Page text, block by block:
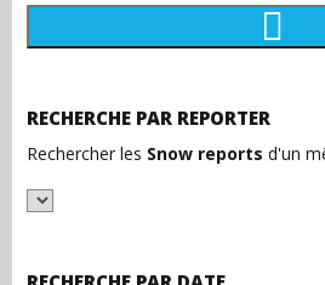
RECHERCHE PAR REPORTER
Rechercher les Snow reports d'un